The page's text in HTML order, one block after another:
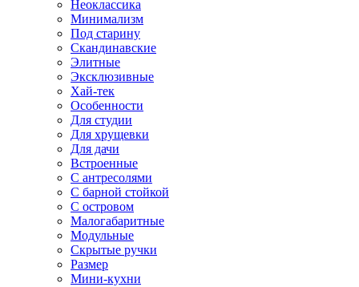
Неоклассика
Минимализм
Под старину
Скандинавские
Элитные
Эксклюзивные
Хай-тек
Особенности
Для студии
Для хрущевки
Для дачи
Встроенные
С антресолями
С барной стойкой
С островом
Малогабаритные
Модульные
Скрытые ручки
Размер
Мини-кухни